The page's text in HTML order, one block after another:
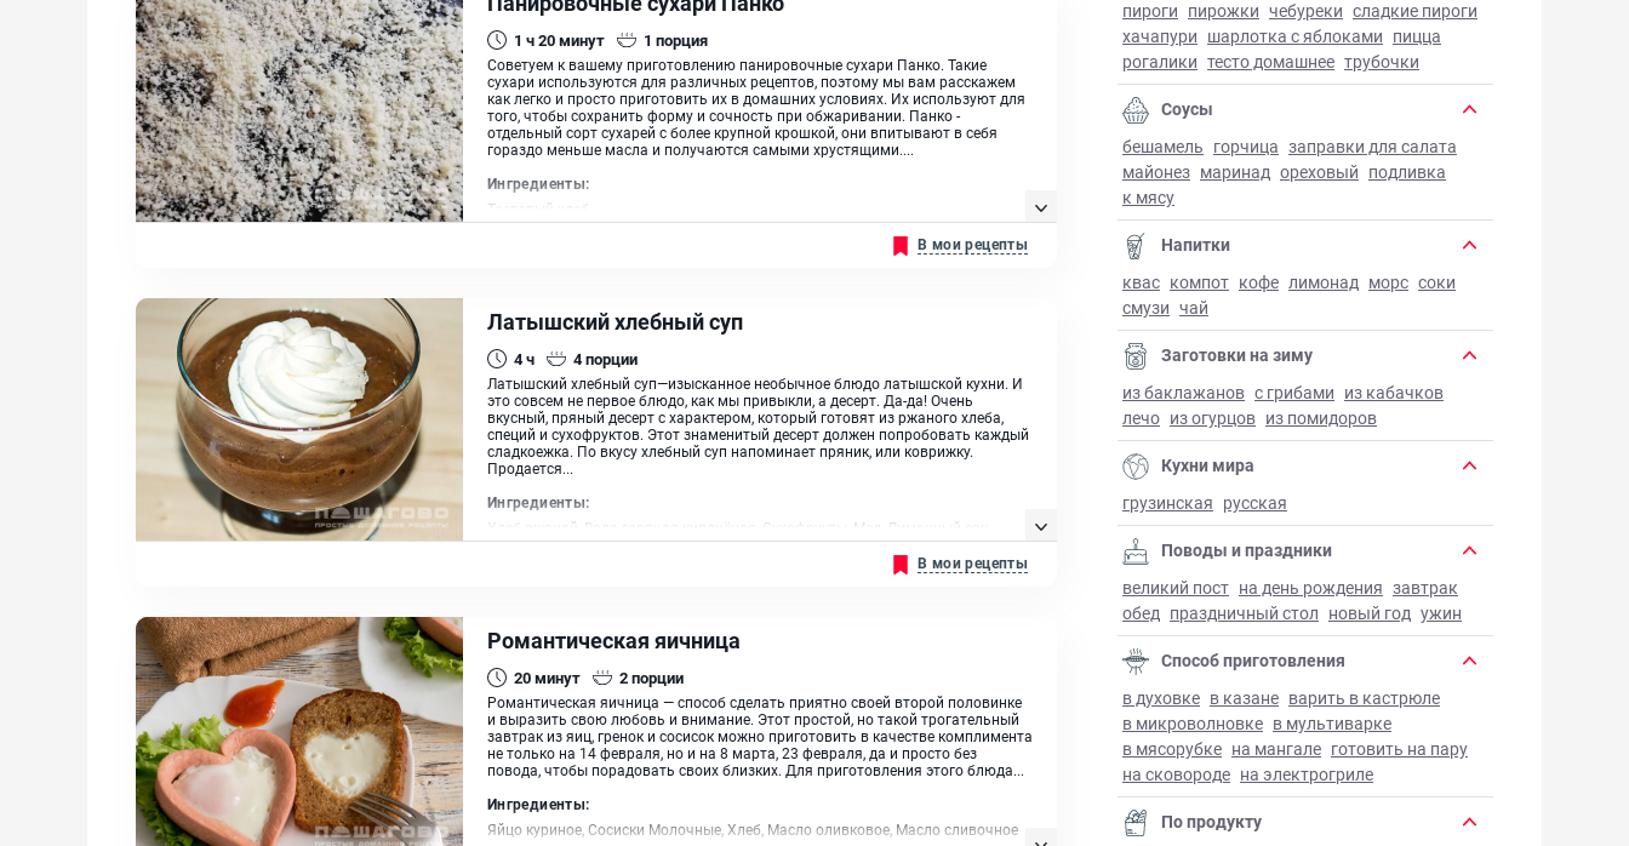
1 ч 20минут 1 порция
Советуем к вашему приготовлению панировочные сухари Панко. Такие
сухари используются для различных рецептов, поэтому мы вам расскажем
как легко и просто приготовить их в домашних условиях. Их используют для
того, чтобы сохранить форму и сочность при обжаривании. Панко -
отдельный сорт сухарей с более крупной крошкой, они впитывают в себя
гораздо меньше масла и получаются самыми хрустящими....
Ингредиенты:
Тостовый хлеб
В мои рецепты
Латышский хлебный суп
4 ч 4порции
Латышский хлебный суп—изысканное необычное блюдо латышской кухни. И
это совсем не первое блюдо, как мы привыкли, а десерт. Да-да! Очень
вкусный, пряный десерт с характером, который готовят из ржаного хлеба,
специй и сухофруктов. Этот знаменитый десерт должен попробовать каждый
сладкоежка. По вкусу хлебный суп напоминает пряник, или коврижку.
Продается...
Ингредиенты:
Хлеб ржаной, Вода горячая кипячёная, Сухофрукты, Мед, Лимонный сок,
В мои рецепты
Романтическая яичница
20минут 2порции
Романтическая яичница — способ сделать приятно своей второй половинке
и выразить свою любовь и внимание. Этот простой, но такой трогательный
завтрак из яиц, гренок и сосисок можно приготовить в качестве комплимента
не только на 14 февраля, но и на 8 марта, 23 февраля, да и просто без
повода, чтобы порадовать своих близких. Для приготовления этого блюда...
Ингредиенты:
Яйцо куриное, Сосиски Молочные, Хлеб, Масло оливковое, Масло сливочное
пироги пирожки чебуреки сладкие пироги
хачапури шарлотка с яблоками пицца
рогалики тесто домашнее трубочки
Соусы
бешамель горчица заправки для салата
майонез маринад ореховый подливка
к мясу
Напитки
квас компот кофе лимонад морс соки
смузи чай
Заготовки на зиму
из баклажанов с грибами из кабачков
лечо из огурцов из помидоров
Кухни мира
грузинская русская
Поводы и праздники
великий пост на день рождения завтрак
обед праздничный стол новый год ужин
Способ приготовления
в духовке в казане варить в кастрюле
в микроволновке в мультиварке
в мясорубке на мангале готовить на пару
на сковороде на электрогриле
По продукту